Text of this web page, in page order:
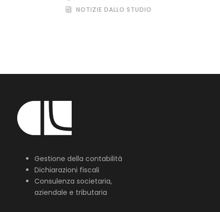
NOTIZIE DALLO STUDIO
Gestione della contabilità
Dichiarazioni fiscali
Consulenza societaria,
aziendale e tributaria